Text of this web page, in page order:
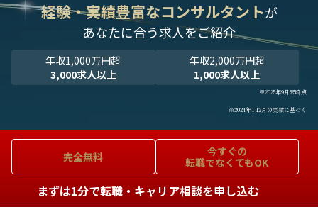
経験・実績豊富なコンサルタントが
あなたに合う求人をご紹介
年収1,000万円超
3,000求人以上
年収2,000万円超
1,000求人以上
※2025年9月末時点
※2024年1-12月の実績に基づく
完全無料
今すぐの
転職でなくてもOK
まずは1分で転職・キャリア相談を申し込む